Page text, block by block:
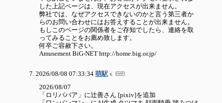
した上記ページは、現在アクセスが出来ません。
弊社では、なぜアクセスできないのかと言う第三者か
らのお問い合わせにはお答えすることが出来ません。
もしこのページの関係者をご存知でしたら、連絡を取
ってみることをお薦め致します。
何卒ご容赦下さい。
Amusement BiG-NET http://home.big.or.jp/
2026/08/08 07:33:34 萌駅
2026/08/07
「ロリババア」に辻善さん [pixiv]を追加